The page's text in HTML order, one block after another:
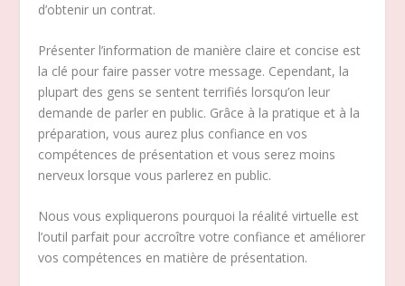
d’obtenir un contrat.
Présenter l’information de manière claire et concise est
la clé pour faire passer votre message. Cependant, la
plupart des gens se sentent terrifiés lorsqu’on leur
demande de parler en public. Grâce à la pratique et à la
préparation, vous aurez plus confiance en vos
compétences de présentation et vous serez moins
nerveux lorsque vous parlerez en public.
Nous vous expliquerons pourquoi la réalité virtuelle est
l’outil parfait pour accroître votre confiance et améliorer
vos compétences en matière de présentation.